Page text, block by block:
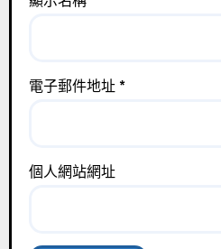
電子郵件地址 *
個人網站網址